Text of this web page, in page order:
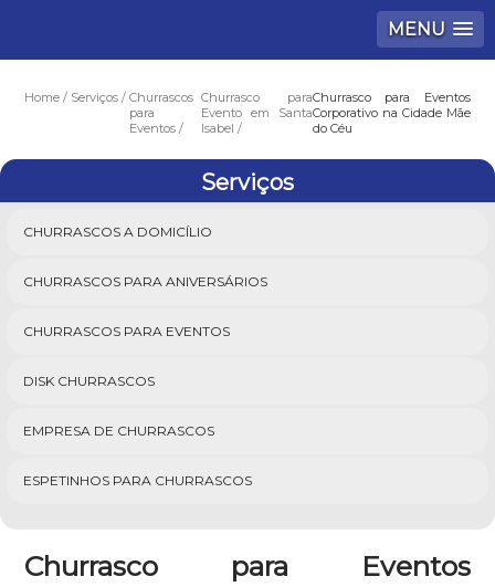
MENU
Home Serviços
Churrascos
para
Eventos
Churrasco para
Evento em Santa
Isabel
Churrasco para Eventos
Corporativo na Cidade Mãe
do Céu
Serviços
CHURRASCOS A DOMICÍLIO
CHURRASCOS PARA ANIVERSÁRIOS
CHURRASCOS PARA EVENTOS
DISK CHURRASCOS
EMPRESA DE CHURRASCOS
ESPETINHOS PARA CHURRASCOS
Churrasco para Eventos